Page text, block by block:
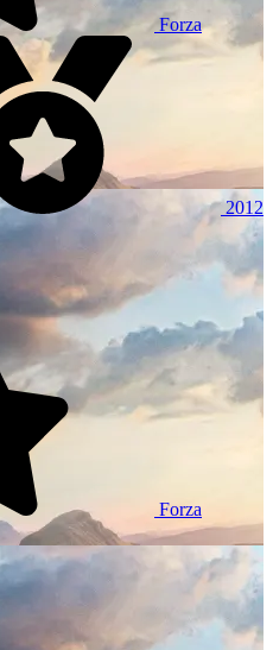
Forza
2012
Forza